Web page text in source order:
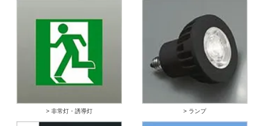
> 非常灯・誘導灯 > ランプ